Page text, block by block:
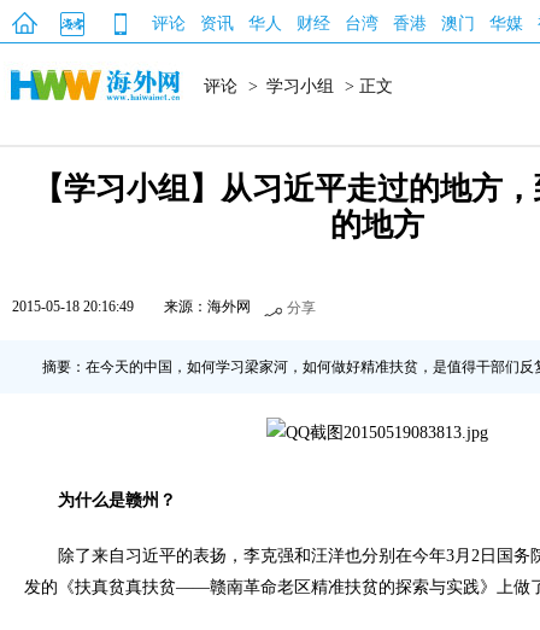
评论 资讯 华人 财经 台湾 香港 澳门 华媒
评论 > 学习小组 > 正文
【学习小组】从习近平走过的地方
的地方
2015-05-18 20:16:49 来源：海外网 分享
摘要：在今天的中国，如何学习梁家河，如何做好精准扶贫，是值得干部们反
为什么是赣州？
除了来自习近平的表扬，李克强和汪洋也分别在今年3月2日国务
发的《扶真贫真扶贫——赣南革命老区精准扶贫的探索与实践》上做